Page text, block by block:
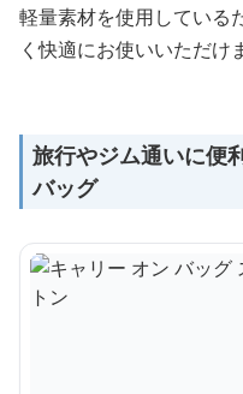
軽量素材を使用している
く快適にお使いいただけ
旅行やジム通いに便
バッグ